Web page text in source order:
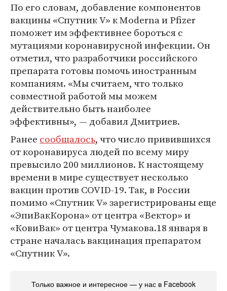
По его словам, добавление компонентов
вакцины «Спутник V» к Moderna и Pfizer
поможет им эффективнее бороться с
мутациями коронавирусной инфекции. Он
отметил, что разработчики российского
препарата готовы помочь иностранным
компаниям. «Мы считаем, что только
совместной работой мы можем
действительно быть наиболее
эффективны», — добавил Дмитриев.
Ранее сообщалось, что число привившихся
от коронавируса людей по всему миру
превысило 200 миллионов. К настоящему
времени в мире существует несколько
вакцин против COVID-19. Так, в России
помимо «Спутник V» зарегистрированы еще
«ЭпиВакКорона» от центра «Вектор» и
«КовиВак» от центра Чумакова.18 января в
стране началась вакцинация препаратом
«Спутник V».
Только важное и интересное — у нас в Facebook